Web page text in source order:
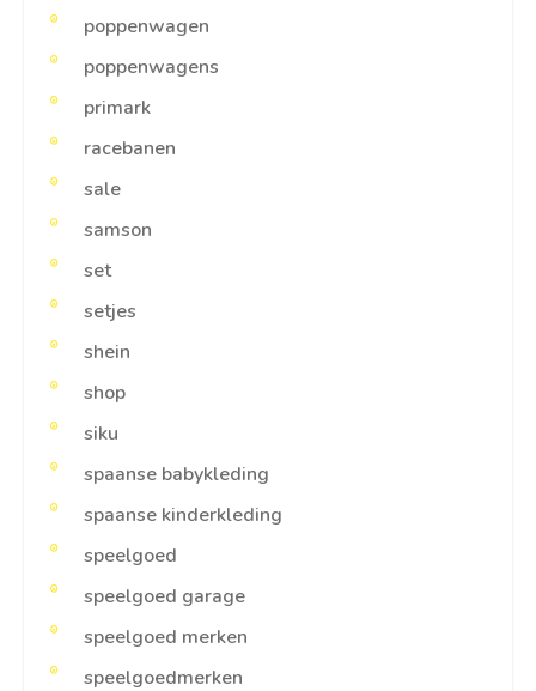
poppenwagen
poppenwagens
primark
racebanen
sale
samson
set
setjes
shein
shop
siku
spaanse babykleding
spaanse kinderkleding
speelgoed
speelgoed garage
speelgoed merken
speelgoedmerken